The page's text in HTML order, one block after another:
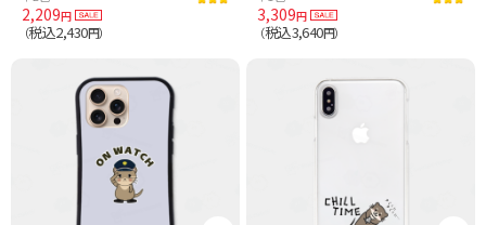
2,209円
（税込2,430円）
3,309円
（税込3,640円）